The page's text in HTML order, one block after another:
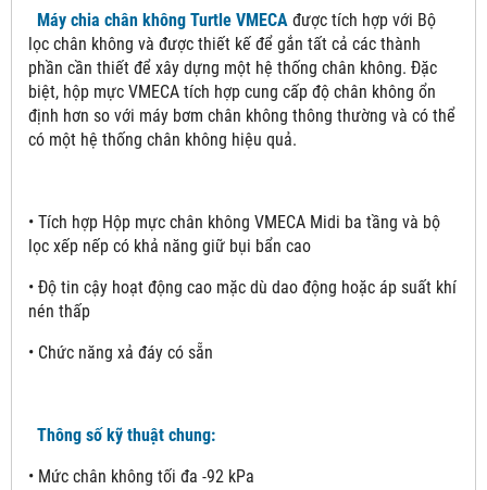
Máy chia chân không Turtle VMECA được tích hợp với Bộ
lọc chân không và được thiết kế để gắn tất cả các thành
phần cần thiết để xây dựng một hệ thống chân không. Đặc
biệt, hộp mực VMECA tích hợp cung cấp độ chân không ổn
định hơn so với máy bơm chân không thông thường và có thể
có một hệ thống chân không hiệu quả.
• Tích hợp Hộp mực chân không VMECA Midi ba tầng và bộ
lọc xếp nếp có khả năng giữ bụi bẩn cao
• Độ tin cậy hoạt động cao mặc dù dao động hoặc áp suất khí
nén thấp
• Chức năng xả đáy có sẵn
Thông số kỹ thuật chung:
• Mức chân không tối đa -92 kPa